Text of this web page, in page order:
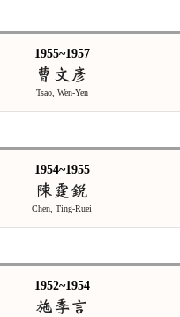
1955~1957
曹文彥
Tsao, Wen-Yen
1954~1955
陳霆銳
Chen, Ting-Ruei
1952~1954
施季言